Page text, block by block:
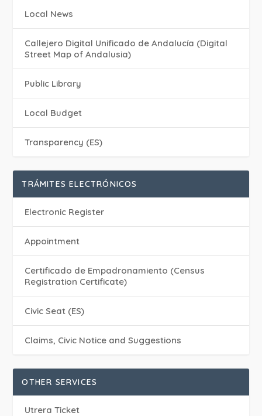
Local News
Callejero Digital Unificado de Andalucía (Digital
Street Map of Andalusia)
Public Library
Local Budget
Transparency (ES)
TRÁMITES ELECTRÓNICOS
Electronic Register
Appointment
Certificado de Empadronamiento (Census
Registration Certificate)
Civic Seat (ES)
Claims, Civic Notice and Suggestions
OTHER SERVICES
Utrera Ticket